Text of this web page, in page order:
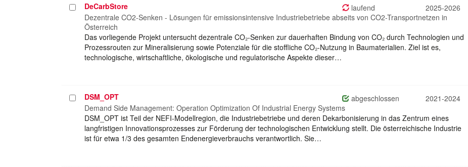
Projekt
auswählen
DeCarbStore laufend
2025-2026
Dezentrale CO2-Senken - Lösungen für emissionsintensive Industriebetriebe abseits von CO2-Transportnetzen in
Österreich
Das vorliegende Projekt untersucht dezentrale CO₂-Senken zur dauerhaften Bindung von CO₂ durch Technologien und
Prozessrouten zur Mineralisierung sowie Potenziale für die stoffliche CO₂-Nutzung in Baumaterialien. Ziel ist es,
technologische, wirtschaftliche, ökologische und regulatorische Aspekte dieser…
Projekt
auswählen
DSM_OPT abgeschlossen
2021-2024
Demand Side Management: Operation Optimization Of Industrial Energy Systems
DSM_OPT ist Teil der NEFI-Modellregion, die Industriebetriebe und deren Dekarbonisierung in das Zentrum eines
langfristigen Innovationsprozesses zur Förderung der technologischen Entwicklung stellt. Die österreichische Industrie
ist für etwa 1/3 des gesamten Endenergieverbrauchs verantwortlich. Sie…